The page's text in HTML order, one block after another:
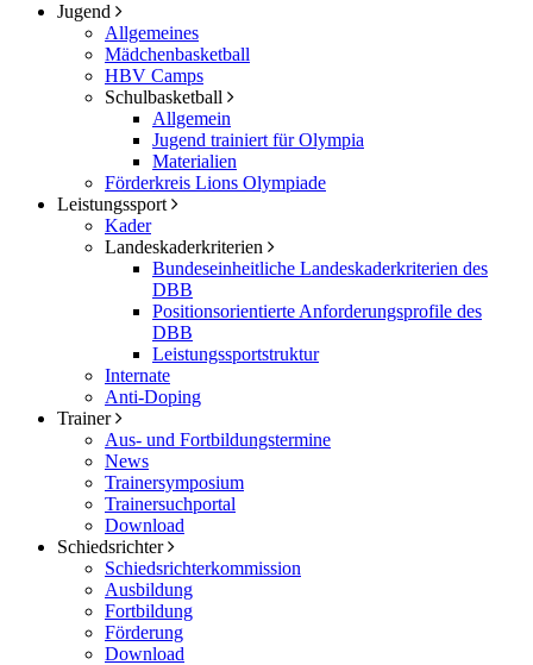
Jugend
Allgemeines
Mädchenbasketball
HBV Camps
Schulbasketball
Allgemein
Jugend trainiert für Olympia
Materialien
Förderkreis Lions Olympiade
Leistungssport
Kader
Landeskaderkriterien
Bundeseinheitliche Landeskaderkriterien des
DBB
Positionsorientierte Anforderungsprofile des
DBB
Leistungssportstruktur
Internate
Anti-Doping
Trainer
Aus- und Fortbildungstermine
News
Trainersymposium
Trainersuchportal
Download
Schiedsrichter
Schiedsrichterkommission
Ausbildung
Fortbildung
Förderung
Download